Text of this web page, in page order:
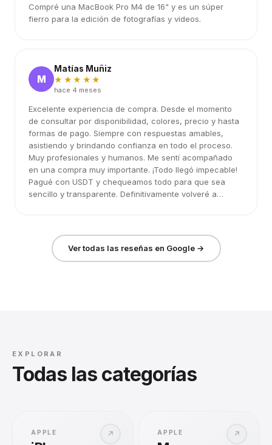
Compré una MacBook Pro M4 de 16" y es un súper
fierro para la edición de fotografías y videos.
M
Matías Muñiz
★★★★★
hace 4 meses
Excelente experiencia de compra. Desde el momento
de consultar por disponibilidad, colores, precio y hasta
formas de pago. Siempre con respuestas amables,
asistiendo y brindando confianza en todo el proceso.
Muy profesionales y humanos. Me sentí acompañado
en una compra muy importante. ¡Todo llegó impecable!
Pagué con USDT y chequeamos todo para que sea
sencillo y transparente. Definitivamente volveré a
Ver todas las reseñas en Google →
EXPLORAR
Todas las categorías
↗
APPLE ↗
APPLE